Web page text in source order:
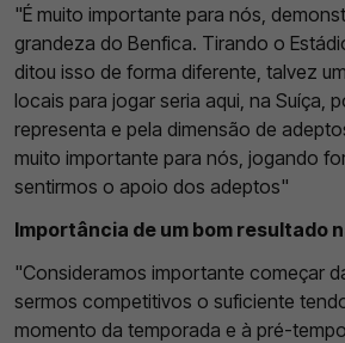
"É muito importante para nós,
grandeza do Benfica. Tirando o
ditou isso de forma diferente, talvez
locais para jogar seria aqui, na Suíça,
representa e pela dimensão de
muito importante para nós, jogando
sentirmos o apoio dos adeptos"
Importância de um bom resultado
"Consideramos importante começar
sermos competitivos o suficiente
momento da temporada e à pré-